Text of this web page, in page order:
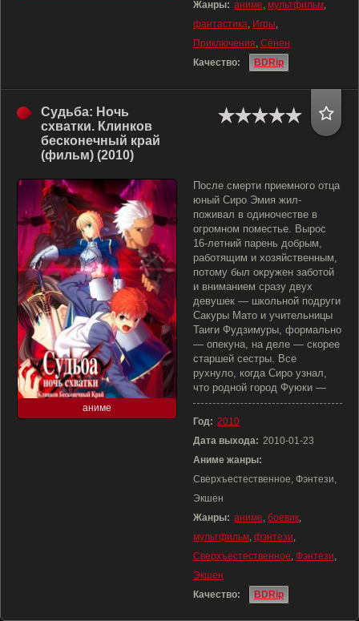
Жанры: аниме, мультфильм,
фантастика, Игры,
Приключения, Сёнен
Качество:
BDRip
Судьба: Ночь
схватки. Клинков
бесконечный край
(фильм) (2010)
аниме
После смерти приемного отца
юный Сиро Эмия жил-
поживал в одиночестве в
огромном поместье. Вырос
16-летний парень добрым,
работящим и хозяйственным,
потому был окружен заботой
и вниманием сразу двух
девушек — школьной подруги
Сакуры Мато и учительницы
Таиги Фудзимуры, формально
— опекуна, на деле — скорее
старшей сестры. Все
рухнуло, когда Сиро узнал,
что родной город Фуюки —
Год: 2010
Дата выхода: 2010-01-23
Аниме жанры:
Сверхъестественное, Фэнтези,
Экшен
Жанры: аниме, боевик,
мультфильм, фэнтези,
Сверхъестественное, Фэнтези,
Экшен
Качество:
BDRip